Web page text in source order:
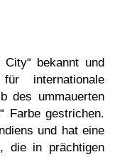
bekannt und
internationale
des ummauerten
Farbe gestrichen.
und hat eine
die in prächtigen